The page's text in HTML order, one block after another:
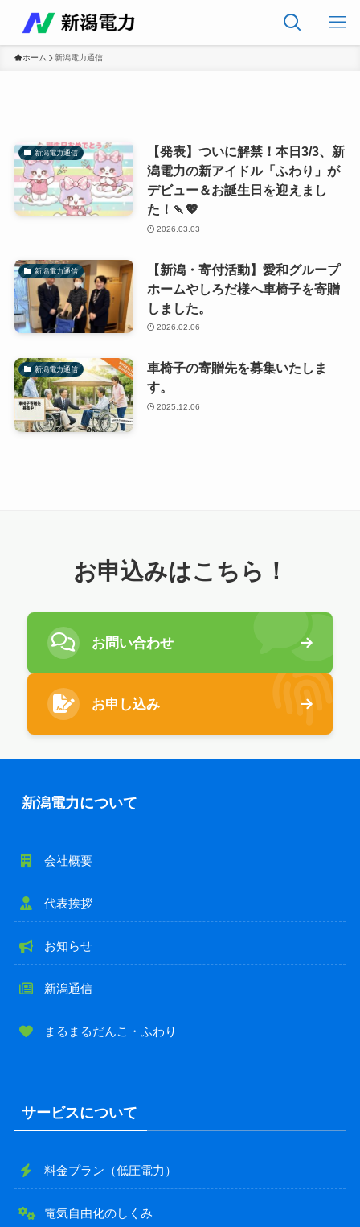
ホーム 新潟電力通信
新潟電力通信
【発表】ついに解禁！本日3/3、新
潟電力の新アイドル「ふわり」が
デビュー＆お誕生日を迎えまし
た！🍡💖
2026.03.03
新潟電力通信
【新潟・寄付活動】愛和グループ
ホームやしろだ様へ車椅子を寄贈
しました。
2026.02.06
新潟電力通信
車椅子の寄贈先を募集いたしま
す。
2025.12.06
お申込みはこちら！
お問い合わせ
お申し込み
新潟電力について
会社概要
代表挨拶
お知らせ
新潟通信
まるまるだんこ・ふわり
サービスについて
料金プラン（低圧電力）
電気自由化のしくみ